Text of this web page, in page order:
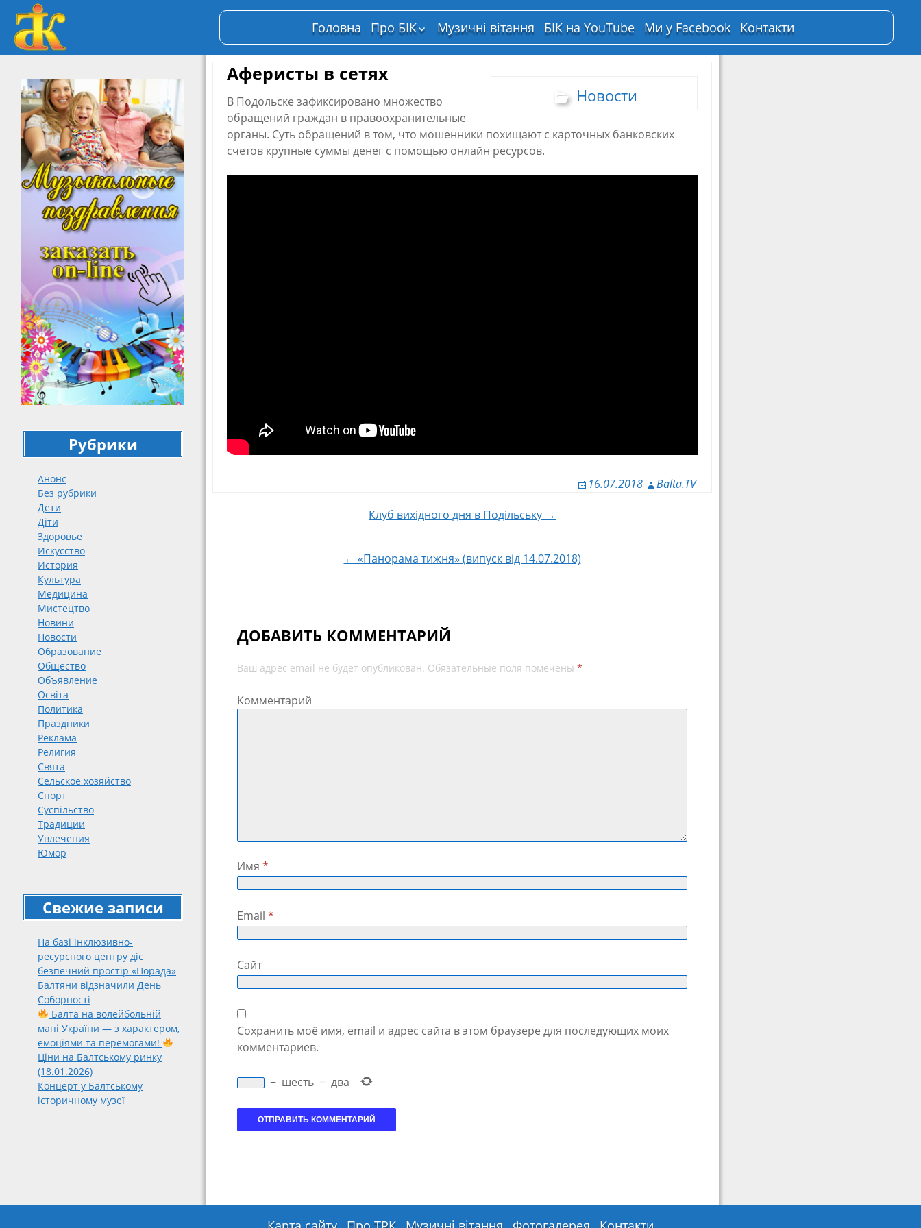
Головна
Про БІК
Структура власності
Музичні вітання БІК на YouTube Ми у Facebook Контакти
Рубрики
Анонс
Без рубрики
Дети
Діти
Здоровье
Искусство
История
Культура
Медицина
Мистецтво
Новини
Новости
Образование
Общество
Объявление
Освіта
Политика
Праздники
Реклама
Религия
Свята
Сельское хозяйство
Спорт
Суспільство
Традиции
Увлечения
Юмор
Свежие записи
На базі інклюзивно-
ресурсного центру діє
безпечний простір «Порада»
Балтяни відзначили День
Соборності
Балта на волейбольній
мапі України — з характером,
емоціями та перемогами!
Ціни на Балтському ринку
(18.01.2026)
Концерт у Балтському
історичному музеї
Новости
Аферисты в сетях
В Подольске зафиксировано множество
обращений граждан в правоохранительные
органы. Суть обращений в том, что мошенники похищают с карточных банковских
счетов крупные суммы денег с помощью онлайн ресурсов.
16.07.2018 Balta.TV
Навигация по записямКлуб вихідного дня в Подільську →
← «Панорама тижня» (випуск від 14.07.2018)
ДОБАВИТЬ КОММЕНТАРИЙ
Ваш адрес email не будет опубликован. Обязательные поля помечены*
Комментарий
Имя*
Email*
Сайт
Сохранить моё имя, email и адрес сайта в этом браузере для последующих моих
комментариев.
− шесть = два